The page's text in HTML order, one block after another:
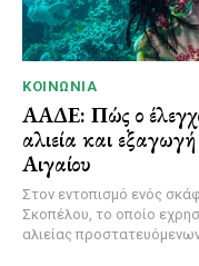
ΚΟΙΝΩΝΊΑ
ΑΑΔΕ: Πώς ο
αλιεία και
Αιγαίου
Στον εντοπισμό ενός
Σκοπέλου, το οποίο
αλιείας